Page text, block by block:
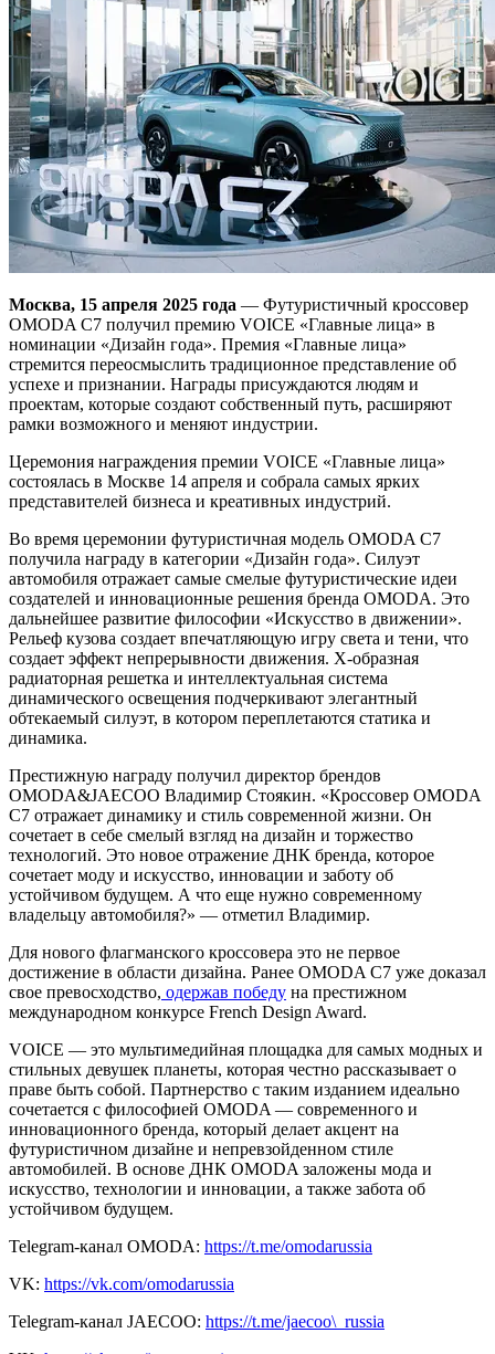
Москва, 15 апреля 2025 года — Футуристичный кроссовер
OMODA C7 получил премию VOICE «Главные лица» в
номинации «Дизайн года». Премия «Главные лица»
стремится переосмыслить традиционное представление об
успехе и признании. Награды присуждаются людям и
проектам, которые создают собственный путь, расширяют
рамки возможного и меняют индустрии.
Церемония награждения премии VOICE «Главные лица»
состоялась в Москве 14 апреля и собрала самых ярких
представителей бизнеса и креативных индустрий.
Во время церемонии футуристичная модель OMODA C7
получила награду в категории «Дизайн года». Силуэт
автомобиля отражает самые смелые футуристические идеи
создателей и инновационные решения бренда OMODA. Это
дальнейшее развитие философии «Искусство в движении».
Рельеф кузова создает впечатляющую игру света и тени, что
создает эффект непрерывности движения. X-образная
радиаторная решетка и интеллектуальная система
динамического освещения подчеркивают элегантный
обтекаемый силуэт, в котором переплетаются статика и
динамика.
Престижную награду получил директор брендов
OMODA&JAECOO Владимир Стоякин. «Кроссовер OMODA
C7 отражает динамику и стиль современной жизни. Он
сочетает в себе смелый взгляд на дизайн и торжество
технологий. Это новое отражение ДНК бренда, которое
сочетает моду и искусство, инновации и заботу об
устойчивом будущем. А что еще нужно современному
владельцу автомобиля?» — отметил Владимир.
Для нового флагманского кроссовера это не первое
достижение в области дизайна. Ранее OMODA C7 уже доказал
свое превосходство, одержав победу на престижном
международном конкурсе French Design Award.
VOICE — это мультимедийная площадка для самых модных и
стильных девушек планеты, которая честно рассказывает о
праве быть собой. Партнерство с таким изданием идеально
сочетается с философией OMODA — современного и
инновационного бренда, который делает акцент на
футуристичном дизайне и непревзойденном стиле
автомобилей. В основе ДНК OMODA заложены мода и
искусство, технологии и инновации, а также забота об
устойчивом будущем.
Telegram-канал OMODA: https://t.me/omodarussia
VK: https://vk.com/omodarussia
Telegram-канал JAECOO: https://t.me/jaecoo\_russia